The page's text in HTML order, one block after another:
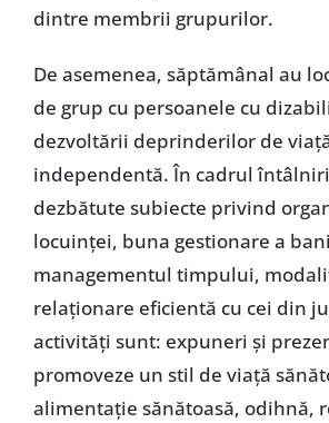
dintre membrii grupurilor.
De asemenea, săptămânal au
de grup cu persoanele cu
dezvoltării deprinderilor de
independentă. În cadrul
dezbătute subiecte privind
locuinței, buna gestionare a
managementul timpului,
relaționare eficientă cu cei din
activități sunt: expuneri și
promoveze un stil de viață
alimentație sănătoasă, odihnă,